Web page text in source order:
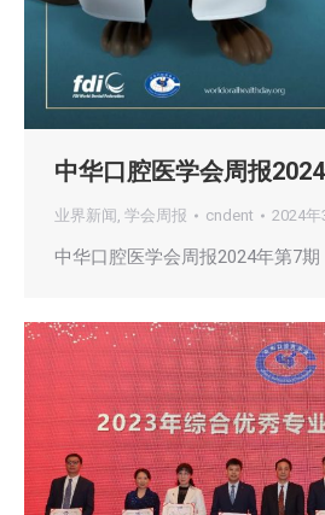
中华口腔医学会周报
业界新闻 , 学会周报 cndent 2024年
中华口腔医学会周报2024年第7期